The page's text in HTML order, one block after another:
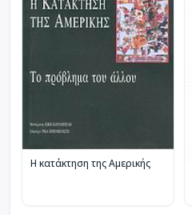
Η κατάκτηση της Αμερικής